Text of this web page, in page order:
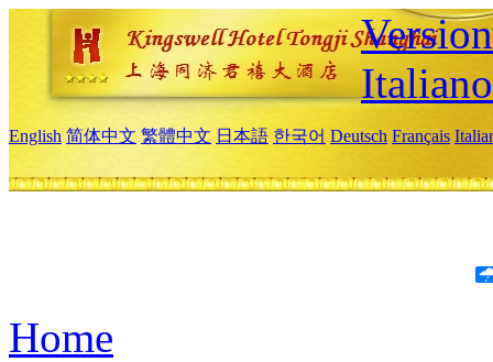
Italiano
English 简体中文 繁體中文 日本語 한국어 Deutsch Français
Home